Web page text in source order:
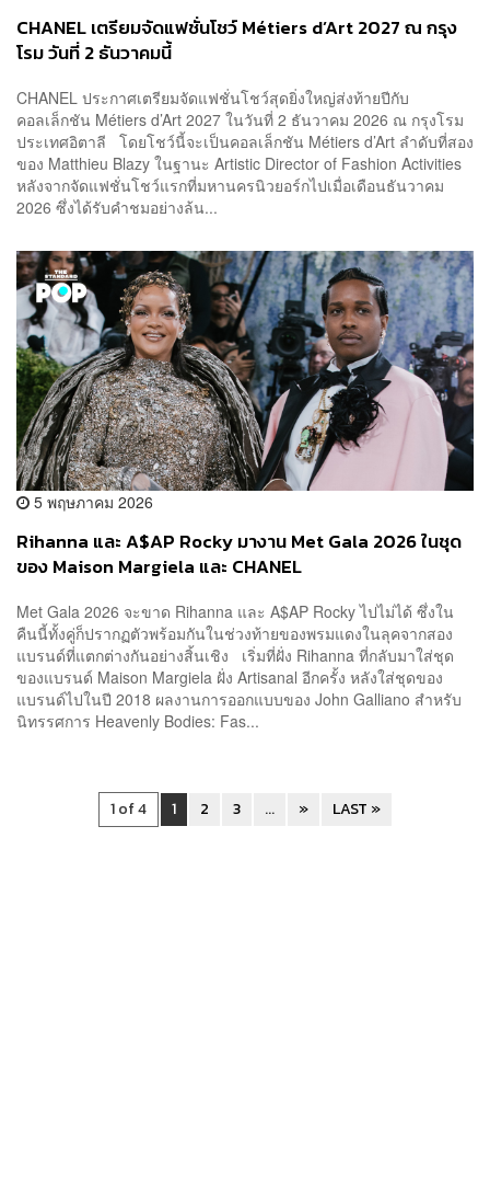
CHANEL เตรียมจัดแฟชั่นโชว์ Métiers d’Art 2027 ณ กรุง
โรม วันที่ 2 ธันวาคมนี้
CHANEL ประกาศเตรียมจัดแฟชั่นโชว์สุดยิ่งใหญ่ส่งท้ายปีกับ
คอลเล็กชัน Métiers d’Art 2027 ในวันที่ 2 ธันวาคม 2026 ณ กรุงโรม
ประเทศอิตาลี โดยโชว์นี้จะเป็นคอลเล็กชัน Métiers d’Art ลำดับที่สอง
ของ Matthieu Blazy ในฐานะ Artistic Director of Fashion Activities
หลังจากจัดแฟชั่นโชว์แรกที่มหานครนิวยอร์กไปเมื่อเดือนธันวาคม
2026 ซึ่งได้รับคำชมอย่างล้น...
5 พฤษภาคม 2026
Rihanna และ A$AP Rocky มางาน Met Gala 2026 ในชุด
ของ Maison Margiela และ CHANEL
Met Gala 2026 จะขาด Rihanna และ A$AP Rocky ไปไม่ได้ ซึ่งใน
คืนนี้ทั้งคู่ก็ปรากฏตัวพร้อมกันในช่วงท้ายของพรมแดงในลุคจากสอง
แบรนด์ที่แตกต่างกันอย่างสิ้นเชิง เริ่มที่ฝั่ง Rihanna ที่กลับมาใส่ชุด
ของแบรนด์ Maison Margiela ฝั่ง Artisanal อีกครั้ง หลังใส่ชุดของ
แบรนด์ไปในปี 2018 ผลงานการออกแบบของ John Galliano สำหรับ
นิทรรศการ Heavenly Bodies: Fas...
1 of 4 1 2 3 ... » LAST »